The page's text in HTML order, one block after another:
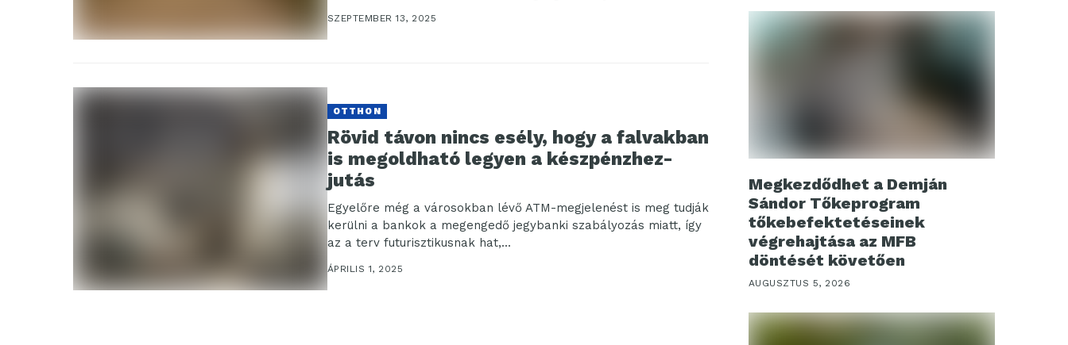
SZEPTEMBER 13, 2025
OTTHON
Rövid távon nincs esély, hogy a falvakban
is megoldható legyen a készpénzhez-
jutás
Egyelőre még a városokban lévő ATM-megjelenést is meg tudják
kerülni a bankok a megengedő jegybanki szabályozás miatt, így
az a terv futurisztikusnak hat,...
ÁPRILIS 1, 2025
Megkezdődhet a Demján
Sándor Tőkeprogram
tőkebefektetéseinek
végrehajtása az MFB
döntését követően
AUGUSZTUS 5, 2026